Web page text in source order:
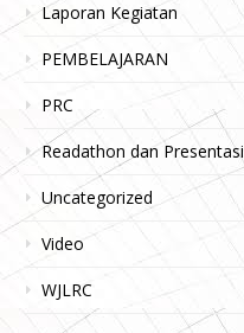
Laporan Kegiatan
PEMBELAJARAN
PRC
Readathon dan Presentasi
Uncategorized
Video
WJLRC